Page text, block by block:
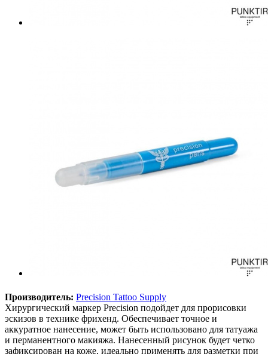
Производитель: Precision Tattoo Supply
Хирургический маркер Precision подойдет для прорисовки
эскизов в технике фрихенд. Обеспечивает точное и
аккуратное нанесение, может быть использовано для татуажа
и перманентного макияжа. Нанесенный рисунок будет четко
зафиксирован на коже, идеально применять для разметки при